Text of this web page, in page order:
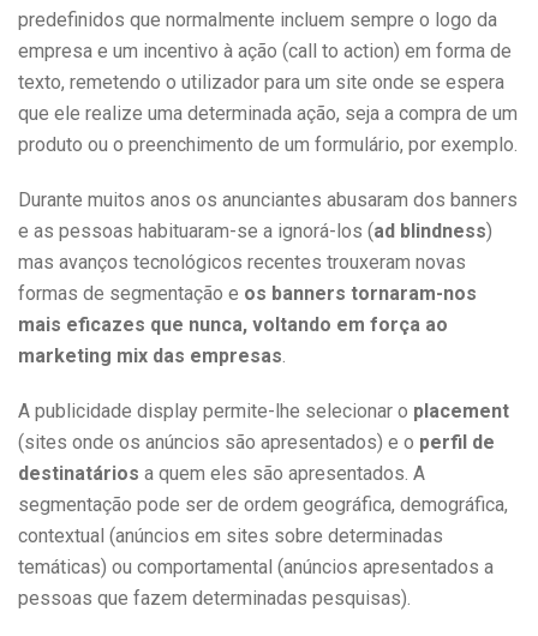
predefinidos que normalmente incluem sempre o logo da
empresa e um incentivo à ação (call to action) em forma de
texto, remetendo o utilizador para um site onde se espera
que ele realize uma determinada ação, seja a compra de um
produto ou o preenchimento de um formulário, por exemplo.
Durante muitos anos os anunciantes abusaram dos banners
e as pessoas habituaram-se a ignorá-los (ad blindness)
mas avanços tecnológicos recentes trouxeram novas
formas de segmentação e os banners tornaram-nos
mais eficazes que nunca, voltando em força ao
marketing mix das empresas.
A publicidade display permite-lhe selecionar o placement
(sites onde os anúncios são apresentados) e o perfil de
destinatários a quem eles são apresentados. A
segmentação pode ser de ordem geográfica, demográfica,
contextual (anúncios em sites sobre determinadas
temáticas) ou comportamental (anúncios apresentados a
pessoas que fazem determinadas pesquisas).